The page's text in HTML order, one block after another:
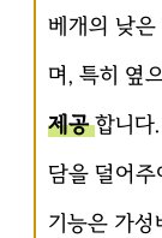
베개의 낮
며, 특히 옆
제공합니다
담을 덜어
기능은 가